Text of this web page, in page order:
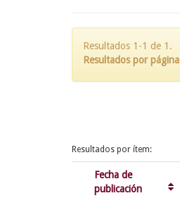
Resultados 1-1 de 1.
Resultados por página
Resultados por ítem:
Fecha de
publicación